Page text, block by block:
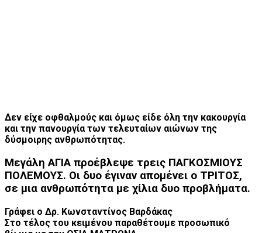
Δεν είχε οφθαλμούς και όμως είδε όλη την κακουργία
και την πανουργία των τελευταίων αιώνων της
δύσμοιρης ανθρωπότητας.
Μεγάλη ΑΓΙΑ προέβλεψε τρεις ΠΑΓΚΟΣΜΙΟΥΣ
ΠΟΛΕΜΟΥΣ. Οι δυο έγιναν απομένει ο ΤΡΙΤΟΣ,
σε μια ανθρωπότητα με χίλια δυο προβλήματα.
Γράφει ο Δρ. Κωνσταντίνος Βαρδάκας
Στο τέλος του κειμένου παραθέτουμε προσωπικό